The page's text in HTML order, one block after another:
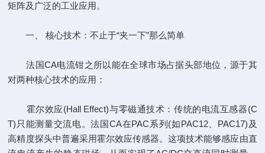
矩阵及广泛的工业应用。
一、 核心技术：不止于“夹一下”那么简单
法国CA电流钳之所以能在全球市场占据头部地位，源于其
对两种核心技术的应用：
霍尔效应(Hall Effect)与零磁通技术：传统的电流互感器(C
T)只能测量交流电。法国CA在PAC系列(如PAC12、PAC17)及
高精度探头中普遍采用霍尔效应传感器。这项技术能够感应由直